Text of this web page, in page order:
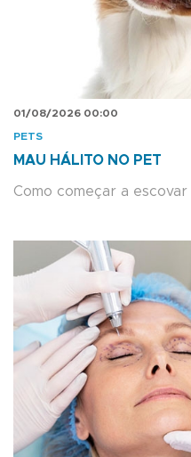
01/08/2026 00:00
PETS
MAU HÁLITO NO PET
Como começar a